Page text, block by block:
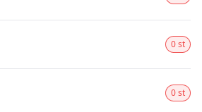
0 st
0 st